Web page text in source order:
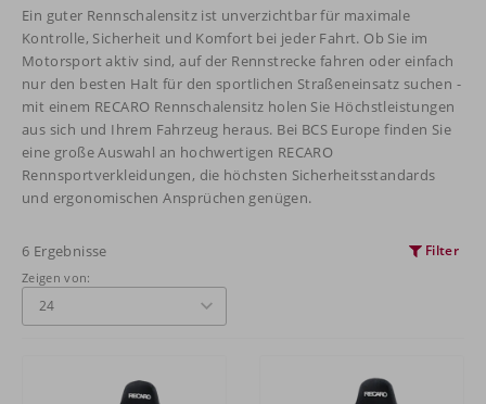
Ein guter Rennschalensitz ist unverzichtbar für maximale
Kontrolle, Sicherheit und Komfort bei jeder Fahrt. Ob Sie im
Motorsport aktiv sind, auf der Rennstrecke fahren oder einfach
nur den besten Halt für den sportlichen Straßeneinsatz suchen -
mit einem RECARO Rennschalensitz holen Sie Höchstleistungen
aus sich und Ihrem Fahrzeug heraus. Bei BCS Europe finden Sie
eine große Auswahl an hochwertigen RECARO
Rennsportverkleidungen, die höchsten Sicherheitsstandards
und ergonomischen Ansprüchen genügen.
6 Ergebnisse
Filter
Zeigen von: